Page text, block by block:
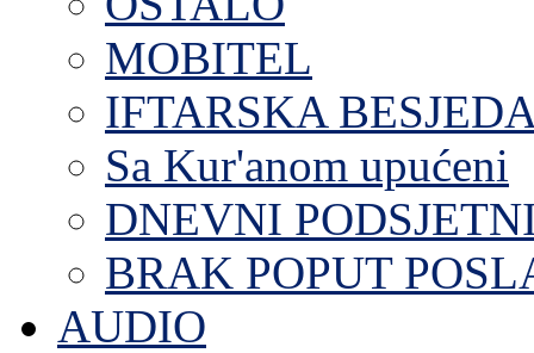
MOBITEL
IFTARSKA
Sa Kur'anom upućeni
DNEVNI
BRAK POPUT
AUDIO